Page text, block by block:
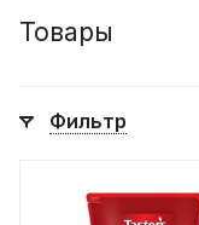
Товары
Фильтр